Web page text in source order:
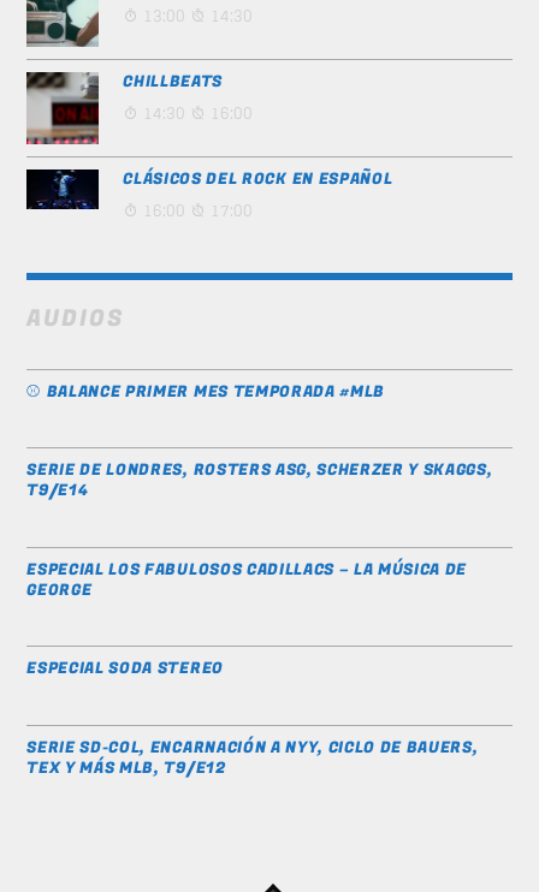
13:00 14:30
CHILLBEATS
14:30 16:00
CLÁSICOS DEL ROCK EN ESPAÑOL
16:00 17:00
AUDIOS
⚾️ BALANCE PRIMER MES TEMPORADA #MLB
SERIE DE LONDRES, ROSTERS ASG, SCHERZER Y SKAGGS,
T9/E14
ESPECIAL LOS FABULOSOS CADILLACS – LA MÚSICA DE
GEORGE
ESPECIAL SODA STEREO
SERIE SD-COL, ENCARNACIÓN A NYY, CICLO DE BAUERS,
TEX Y MÁS MLB, T9/E12